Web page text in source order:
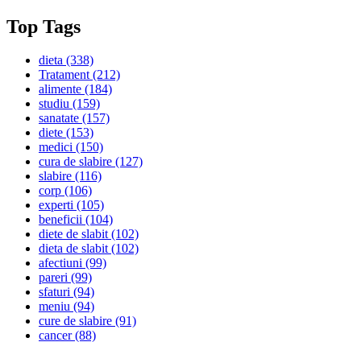
Top Tags
dieta (338)
Tratament(212)
alimente (184)
studiu (159)
sanatate (157)
diete (153)
medici (150)
cura de slabire (127)
slabire (116)
corp (106)
experti (105)
beneficii (104)
diete de slabit(102)
dieta de slabit(102)
afectiuni (99)
pareri (99)
sfaturi (94)
meniu (94)
cure de slabire (91)
cancer(88)